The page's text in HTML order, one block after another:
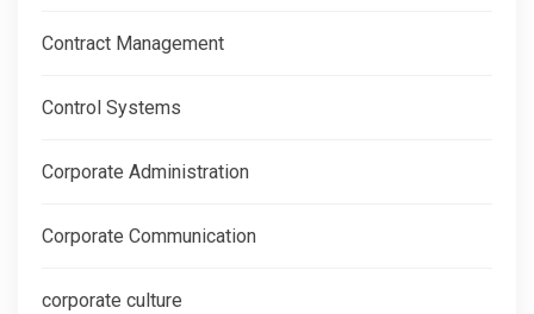
Contract Management
Control Systems
Corporate Administration
Corporate Communication
corporate culture